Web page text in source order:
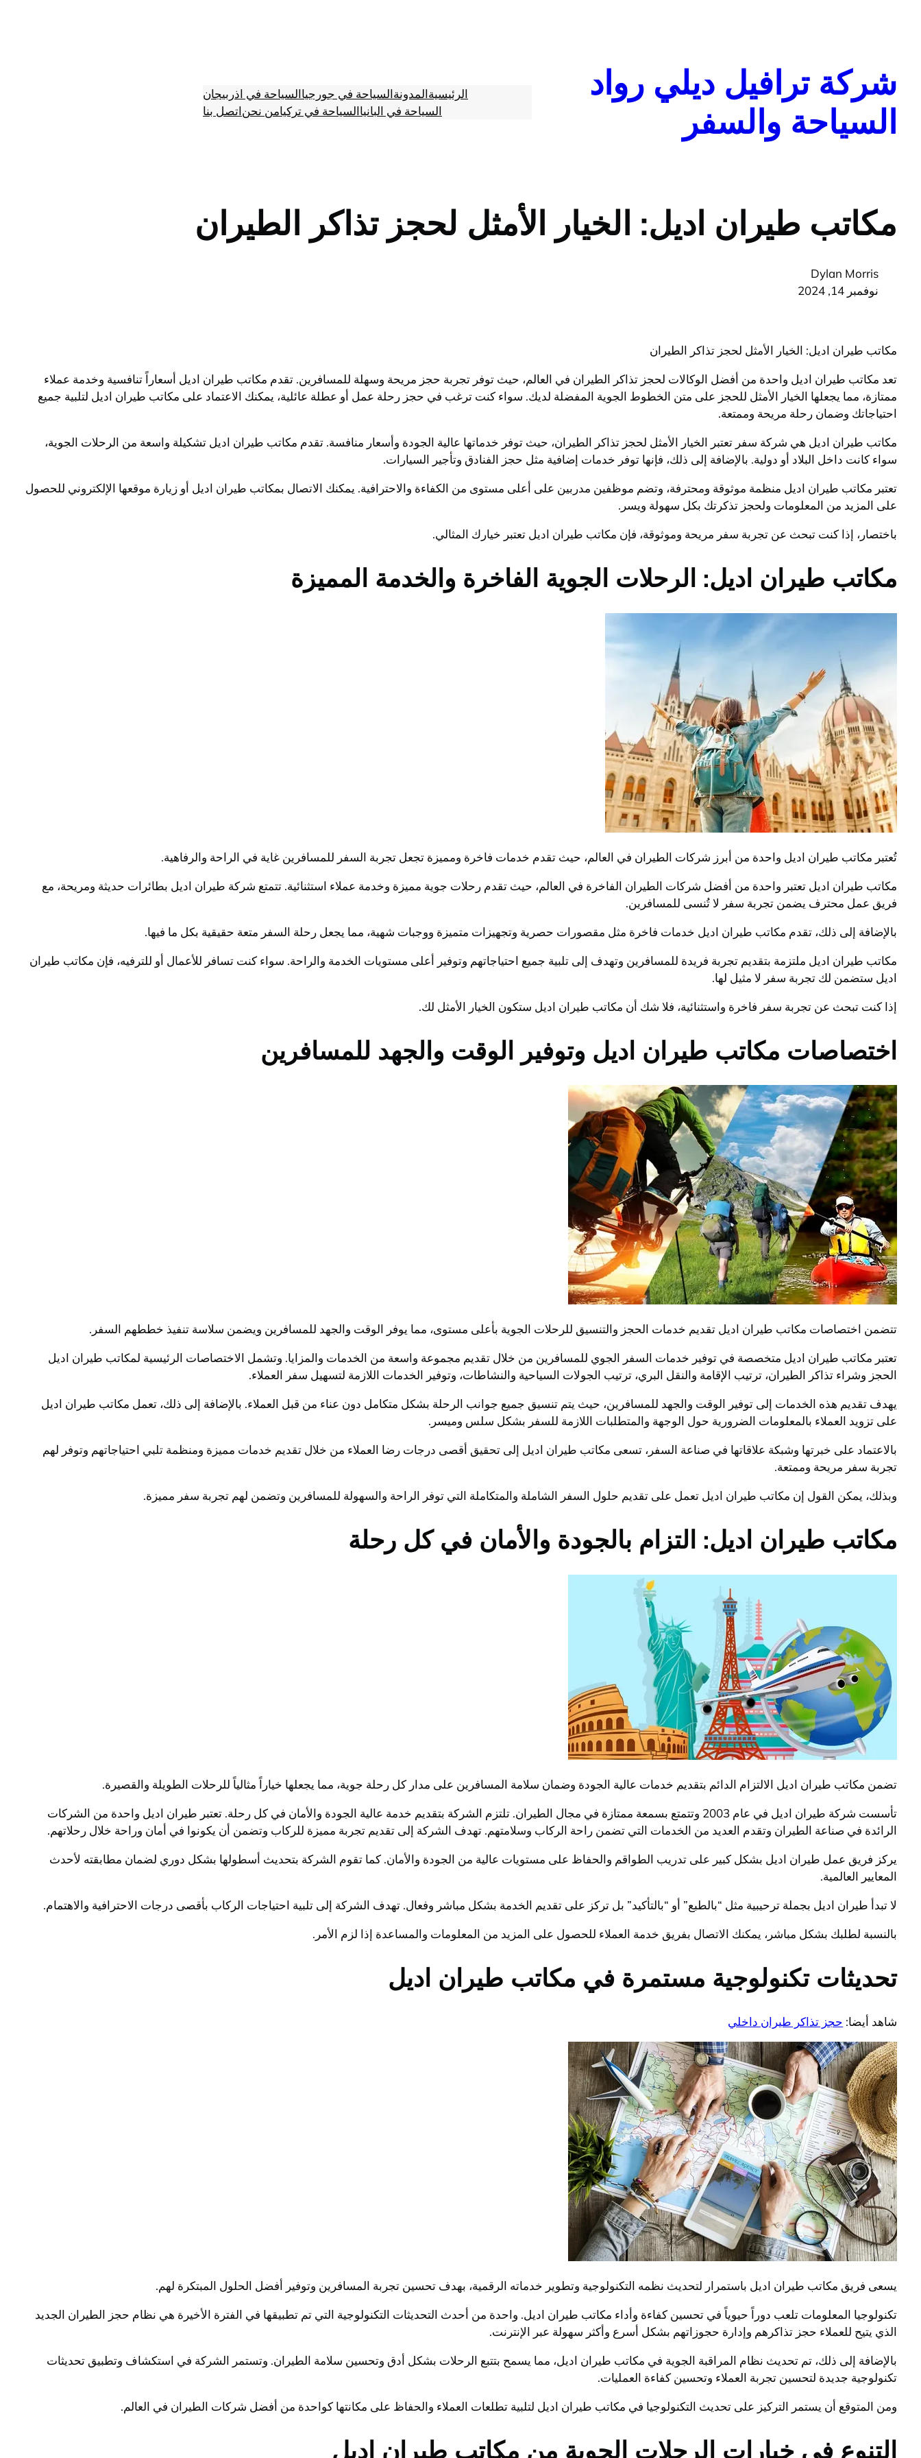
شركة ترافيل ديلي رواد
السياحة والسفر
الرئيسيةالمدونةالسياحة في جورجياالسياحة في اذربيجان
السياحة في البانياالسياحة في تركيامن نحناتصل بنا
مكاتب طيران اديل: الخيار الأمثل لحجز تذاكر الطيران
Dylan Morris
نوفمبر 14, 2024
مكاتب طيران اديل: الخيار الأمثل لحجز تذاكر الطيران
تعد مكاتب طيران اديل واحدة من أفضل الوكالات لحجز تذاكر الطيران في العالم، حيث توفر تجربة حجز مريحة وسهلة للمسافرين. تقدم مكاتب طيران اديل أسعاراً تنافسية وخدمة عملاء
ممتازة، مما يجعلها الخيار الأمثل للحجز على متن الخطوط الجوية المفضلة لديك. سواء كنت ترغب في حجز رحلة عمل أو عطلة عائلية، يمكنك الاعتماد على مكاتب طيران اديل لتلبية جميع
احتياجاتك وضمان رحلة مريحة وممتعة.
مكاتب طيران اديل هي شركة سفر تعتبر الخيار الأمثل لحجز تذاكر الطيران، حيث توفر خدماتها عالية الجودة وأسعار منافسة. تقدم مكاتب طيران اديل تشكيلة واسعة من الرحلات الجوية،
سواء كانت داخل البلاد أو دولية. بالإضافة إلى ذلك، فإنها توفر خدمات إضافية مثل حجز الفنادق وتأجير السيارات.
تعتبر مكاتب طيران اديل منظمة موثوقة ومحترفة، وتضم موظفين مدربين على أعلى مستوى من الكفاءة والاحترافية. يمكنك الاتصال بمكاتب طيران اديل أو زيارة موقعها الإلكتروني للحصول
على المزيد من المعلومات ولحجز تذكرتك بكل سهولة ويسر.
باختصار، إذا كنت تبحث عن تجربة سفر مريحة وموثوقة، فإن مكاتب طيران اديل تعتبر خيارك المثالي.
مكاتب طيران اديل: الرحلات الجوية الفاخرة والخدمة المميزة
تُعتبر مكاتب طيران اديل واحدة من أبرز شركات الطيران في العالم، حيث تقدم خدمات فاخرة ومميزة تجعل تجربة السفر للمسافرين غاية في الراحة والرفاهية.
مكاتب طيران اديل تعتبر واحدة من أفضل شركات الطيران الفاخرة في العالم، حيث تقدم رحلات جوية مميزة وخدمة عملاء استثنائية. تتمتع شركة طيران اديل بطائرات حديثة ومريحة، مع
فريق عمل محترف يضمن تجربة سفر لا تُنسى للمسافرين.
بالإضافة إلى ذلك، تقدم مكاتب طيران اديل خدمات فاخرة مثل مقصورات حصرية وتجهيزات متميزة ووجبات شهية، مما يجعل رحلة السفر متعة حقيقية بكل ما فيها.
مكاتب طيران اديل ملتزمة بتقديم تجربة فريدة للمسافرين وتهدف إلى تلبية جميع احتياجاتهم وتوفير أعلى مستويات الخدمة والراحة. سواء كنت تسافر للأعمال أو للترفيه، فإن مكاتب طيران
اديل ستضمن لك تجربة سفر لا مثيل لها.
إذا كنت تبحث عن تجربة سفر فاخرة واستثنائية، فلا شك أن مكاتب طيران اديل ستكون الخيار الأمثل لك.
اختصاصات مكاتب طيران اديل وتوفير الوقت والجهد للمسافرين
تتضمن اختصاصات مكاتب طيران اديل تقديم خدمات الحجز والتنسيق للرحلات الجوية بأعلى مستوى، مما يوفر الوقت والجهد للمسافرين ويضمن سلاسة تنفيذ خططهم السفر.
تعتبر مكاتب طيران اديل متخصصة في توفير خدمات السفر الجوي للمسافرين من خلال تقديم مجموعة واسعة من الخدمات والمزايا. وتشمل الاختصاصات الرئيسية لمكاتب طيران اديل
الحجز وشراء تذاكر الطيران، ترتيب الإقامة والنقل البري، ترتيب الجولات السياحية والنشاطات، وتوفير الخدمات اللازمة لتسهيل سفر العملاء.
يهدف تقديم هذه الخدمات إلى توفير الوقت والجهد للمسافرين، حيث يتم تنسيق جميع جوانب الرحلة بشكل متكامل دون عناء من قبل العملاء. بالإضافة إلى ذلك، تعمل مكاتب طيران اديل
على تزويد العملاء بالمعلومات الضرورية حول الوجهة والمتطلبات اللازمة للسفر بشكل سلس وميسر.
بالاعتماد على خبرتها وشبكة علاقاتها في صناعة السفر، تسعى مكاتب طيران اديل إلى تحقيق أقصى درجات رضا العملاء من خلال تقديم خدمات مميزة ومنظمة تلبي احتياجاتهم وتوفر لهم
تجربة سفر مريحة وممتعة.
وبذلك، يمكن القول إن مكاتب طيران اديل تعمل على تقديم حلول السفر الشاملة والمتكاملة التي توفر الراحة والسهولة للمسافرين وتضمن لهم تجربة سفر مميزة.
مكاتب طيران اديل: التزام بالجودة والأمان في كل رحلة
تضمن مكاتب طيران اديل الالتزام الدائم بتقديم خدمات عالية الجودة وضمان سلامة المسافرين على مدار كل رحلة جوية، مما يجعلها خياراً مثالياً للرحلات الطويلة والقصيرة.
تأسست شركة طيران اديل في عام 2003 وتتمتع بسمعة ممتازة في مجال الطيران. تلتزم الشركة بتقديم خدمة عالية الجودة والأمان في كل رحلة. تعتبر طيران اديل واحدة من الشركات
الرائدة في صناعة الطيران وتقدم العديد من الخدمات التي تضمن راحة الركاب وسلامتهم. تهدف الشركة إلى تقديم تجربة مميزة للركاب وتضمن أن يكونوا في أمان وراحة خلال رحلاتهم.
يركز فريق عمل طيران اديل بشكل كبير على تدريب الطواقم والحفاظ على مستويات عالية من الجودة والأمان. كما تقوم الشركة بتحديث أسطولها بشكل دوري لضمان مطابقته لأحدث
المعايير العالمية.
لا تبدأ طيران اديل بجملة ترحيبية مثل “بالطبع” أو “بالتأكيد” بل تركز على تقديم الخدمة بشكل مباشر وفعال. تهدف الشركة إلى تلبية احتياجات الركاب بأقصى درجات الاحترافية والاهتمام.
بالنسبة لطلبك بشكل مباشر، يمكنك الاتصال بفريق خدمة العملاء للحصول على المزيد من المعلومات والمساعدة إذا لزم الأمر.
تحديثات تكنولوجية مستمرة في مكاتب طيران اديل
شاهد أيضا: حجز تذاكر طيران داخلي
يسعى فريق مكاتب طيران اديل باستمرار لتحديث نظمه التكنولوجية وتطوير خدماته الرقمية، بهدف تحسين تجربة المسافرين وتوفير أفضل الحلول المبتكرة لهم.
تكنولوجيا المعلومات تلعب دوراً حيوياً في تحسين كفاءة وأداء مكاتب طيران اديل. واحدة من أحدث التحديثات التكنولوجية التي تم تطبيقها في الفترة الأخيرة هي نظام حجز الطيران الجديد
الذي يتيح للعملاء حجز تذاكرهم وإدارة حجوزاتهم بشكل أسرع وأكثر سهولة عبر الإنترنت.
بالإضافة إلى ذلك، تم تحديث نظام المراقبة الجوية في مكاتب طيران اديل، مما يسمح بتتبع الرحلات بشكل أدق وتحسين سلامة الطيران. وتستمر الشركة في استكشاف وتطبيق تحديثات
تكنولوجية جديدة لتحسين تجربة العملاء وتحسين كفاءة العمليات.
ومن المتوقع أن يستمر التركيز على تحديث التكنولوجيا في مكاتب طيران اديل لتلبية تطلعات العملاء والحفاظ على مكانتها كواحدة من أفضل شركات الطيران في العالم.
التنوع في خيارات الرحلات الجوية من مكاتب طيران اديل